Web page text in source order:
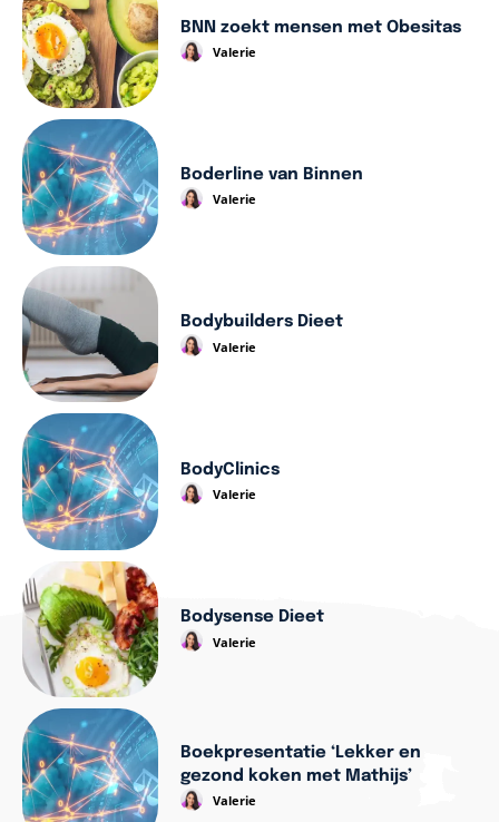
BNN zoekt mensen met Obesitas
Valerie
Boderline van Binnen
Valerie
Bodybuilders Dieet
Valerie
BodyClinics
Valerie
Bodysense Dieet
Valerie
Boekpresentatie ‘Lekker en
gezond koken met Mathijs’
Valerie